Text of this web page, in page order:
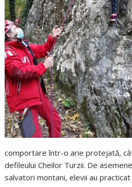
comportare într-o arie protejată,
defileului Cheilor Turzii. De
salvatori montani, elevii au